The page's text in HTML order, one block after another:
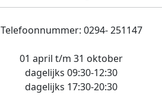
Telefoonnummer: 0294- 251147
01 april t/m 31 oktober
dagelijks 09:30-12:30
dagelijks 17:30-20:30